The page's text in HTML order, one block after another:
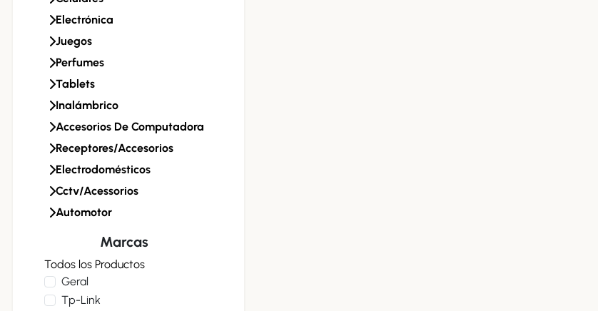
Electrónica
Juegos
Perfumes
Tablets
Inalámbrico
Accesorios De Computadora
Receptores/accesorios
Electrodomésticos
Cctv/acessorios
Automotor
Marcas
Todos los Productos
Geral
Tp-Link